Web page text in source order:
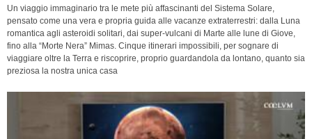
Un viaggio immaginario tra le mete più affascinanti del Sistema Solare,
pensato come una vera e propria guida alle vacanze extraterrestri: dalla Luna
romantica agli asteroidi solitari, dai super-vulcani di Marte alle lune di Giove,
fino alla “Morte Nera” Mimas. Cinque itinerari impossibili, per sognare di
viaggiare oltre la Terra e riscoprire, proprio guardandola da lontano, quanto sia
preziosa la nostra unica casa